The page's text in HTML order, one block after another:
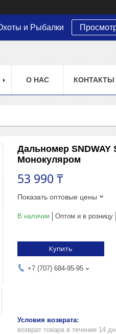
и Рыбалки
О НАС КОНТАКТЫ
Дальномер SNDWAY
Монокуляром
53 990 ₸
Показать оптовые цены
В наличии Оптом и в розницу
Купить
+7 (707) 684-95-95
возврат товара в течение 14